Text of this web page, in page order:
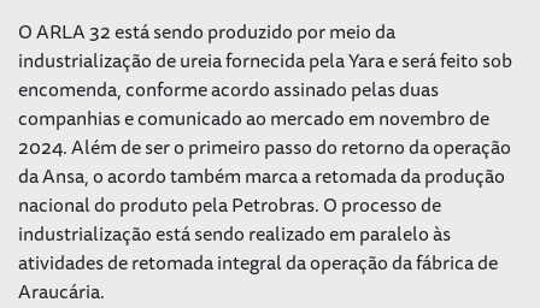
O ARLA 32 está sendo produzido por meio da
industrialização de ureia fornecida pela Yara e será feito sob
encomenda, conforme acordo assinado pelas duas
companhias e comunicado ao mercado em novembro de
2024. Além de ser o primeiro passo do retorno da operação
da Ansa, o acordo também marca a retomada da produção
nacional do produto pela Petrobras. O processo de
industrialização está sendo realizado em paralelo às
atividades de retomada integral da operação da fábrica de
Araucária.